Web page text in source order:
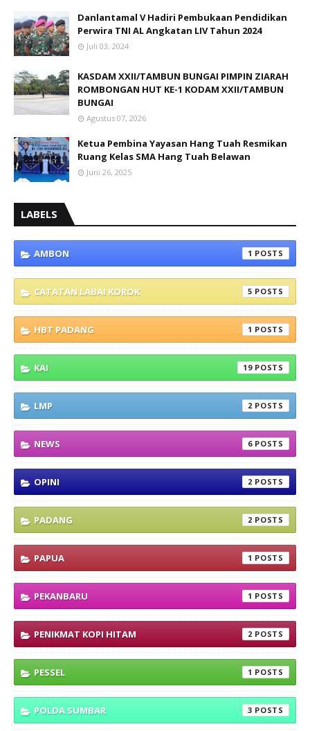
Danlantamal V Hadiri Pembukaan Pendidikan
Perwira TNI AL Angkatan LIV Tahun 2024
Juli 03, 2024
KASDAM XXII/TAMBUN BUNGAI PIMPIN ZIARAH
ROMBONGAN HUT KE-1 KODAM XXII/TAMBUN
BUNGAI
Agustus 07, 2026
Ketua Pembina Yayasan Hang Tuah Resmikan
Ruang Kelas SMA Hang Tuah Belawan
Juni 26, 2025
LABELS
AMBON 1
CATATAN LABAI KOROK 5
HBT PADANG 1
KAI 19
LMP 2
NEWS 6
OPINI 2
PADANG 2
PAPUA 1
PEKANBARU 1
PENIKMAT KOPI HITAM 2
PESSEL 1
POLDA SUMBAR 3